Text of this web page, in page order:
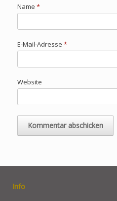
Name *
E-Mail-Adresse *
Website
Info